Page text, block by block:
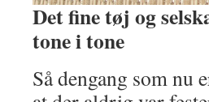
Det fine tøj og
tone i tone
Så dengang som nu